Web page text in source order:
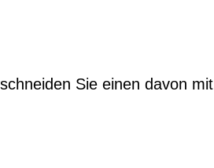
Sie einen davon mit